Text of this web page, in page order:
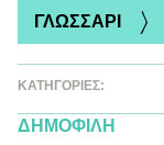
ΓΛΩΣΣΑΡΙ
ΚΑΤΗΓΟΡΙΕΣ:
ΔΗΜΟΦΙΛΗ